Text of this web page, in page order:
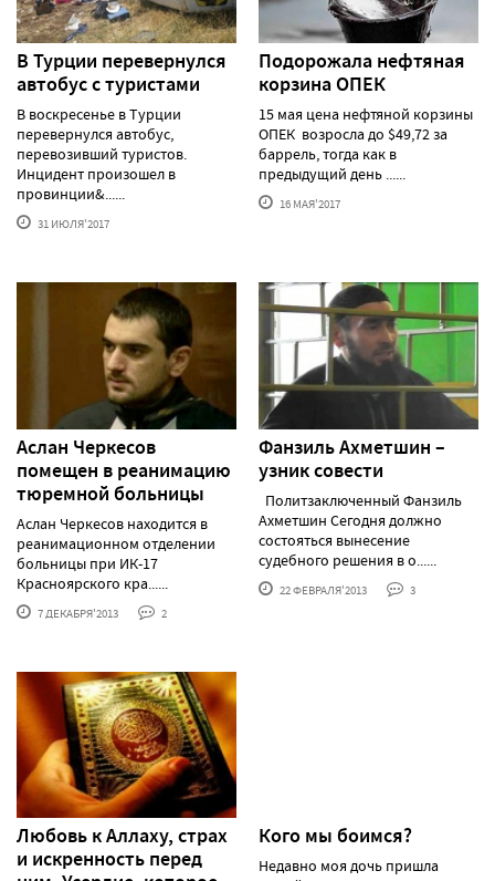
В Турции перевернулся
автобус с туристами
В воскресенье в Турции
перевернулся автобус,
перевозивший туристов.
Инцидент произошел в
провинции&......
31 ИЮЛЯ'2017
Подорожала нефтяная
корзина ОПЕК
15 мая цена нефтяной корзины
ОПЕК возросла до $49,72 за
баррель, тогда как в
предыдущий день ......
16 МАЯ'2017
Аслан Черкесов
помещен в реанимацию
тюремной больницы
Аслан Черкесов находится в
реанимационном отделении
больницы при ИК-17
Красноярского кра......
7 ДЕКАБРЯ'2013 2
Фанзиль Ахметшин –
узник совести
Политзаключенный Фанзиль
Ахметшин Сегодня должно
состояться вынесение
судебного решения в о......
22 ФЕВРАЛЯ'2013 3
Любовь к Аллаху, страх
и искренность перед
Кого мы боимся?
Недавно моя дочь пришла